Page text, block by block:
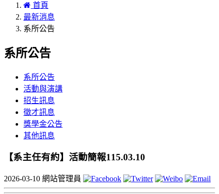
首頁
最新消息
系所公告
系所公告
系所公告
活動與演講
招生訊息
徵才訊息
獎學金公告
其他訊息
【系主任有約】活動簡報115.03.10
2026-03-10 網站管理員